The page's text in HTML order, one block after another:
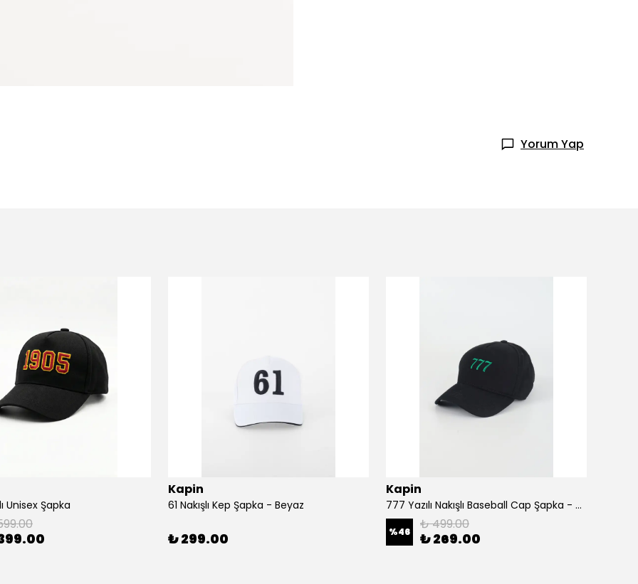
Yorum Yap
Unisex Şapka
Kapin
61 Nakışlı Kep Şapka - Beyaz
₺ 299.00
Kapin
777 Yazılı Nakışlı Baseball Cap Şapka - Siyah
%46 ₺ 499.00
₺ 269.00